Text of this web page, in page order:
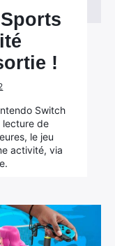
!
Switch
lecture de
le jeu
activité, via